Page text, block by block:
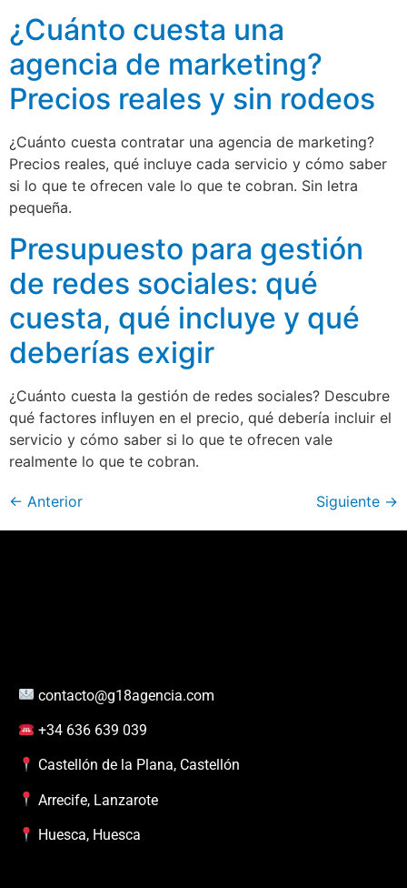
¿Cuánto cuesta una
agencia de marketing?
Precios reales y sin rodeos
¿Cuánto cuesta contratar una agencia de marketing?
Precios reales, qué incluye cada servicio y cómo saber
si lo que te ofrecen vale lo que te cobran. Sin letra
pequeña.
Presupuesto para gestión
de redes sociales: qué
cuesta, qué incluye y qué
deberías exigir
¿Cuánto cuesta la gestión de redes sociales? Descubre
qué factores influyen en el precio, qué debería incluir el
servicio y cómo saber si lo que te ofrecen vale
realmente lo que te cobran.
← Anterior Siguiente →
contacto@g18agencia.com
+34 636 639 039
Castellón de la Plana, Castellón
Arrecife, Lanzarote
Huesca, Huesca